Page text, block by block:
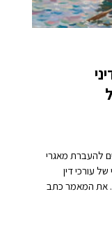
להעברת מאגרי
עורכי דין
את המאמר כתב